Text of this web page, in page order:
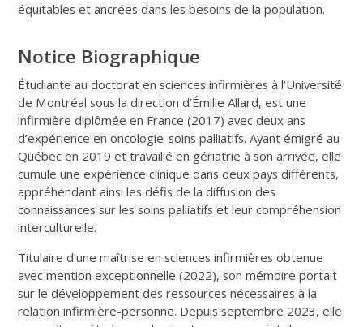
équitables et ancrées dans les besoins de la population.
Notice Biographique
Étudiante au doctorat en sciences infirmières à l’Université
de Montréal sous la direction d’Émilie Allard, est une
infirmière diplômée en France (2017) avec deux ans
d’expérience en oncologie-soins palliatifs. Ayant émigré au
Québec en 2019 et travaillé en gériatrie à son arrivée, elle
cumule une expérience clinique dans deux pays différents,
appréhendant ainsi les défis de la diffusion des
connaissances sur les soins palliatifs et leur compréhension
interculturelle.
Titulaire d’une maîtrise en sciences infirmières obtenue
avec mention exceptionnelle (2022), son mémoire portait
sur le développement des ressources nécessaires à la
relation infirmière-personne. Depuis septembre 2023, elle